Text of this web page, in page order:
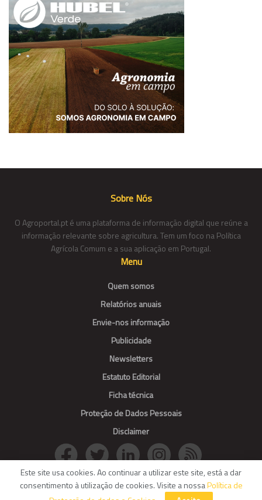
Sobre Nós
O Agroportal.pt é uma plataforma de informação digital que reúne a
informação relevante sobre agricultura. Tem um foco na Política
Agrícola Comum e a sua aplicação em Portugal.
Menu
Quem somos
Relatórios anuais
Envie-nos informação
Publicidade
Newsletters
Estatuto Editorial
Ficha técnica
Proteção de Dados Pessoais
Disclaimer
© Agroportal. All Rights reserved.
Este site usa cookies. Ao continuar a utilizar este site, está a dar
consentimento à utilização de cookies. Visite a nossaPolítica de